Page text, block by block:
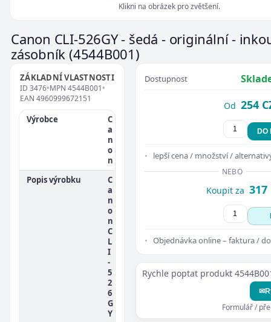
Klikni na obrázek pro zvětšení.
Canon CLI-526GY - šedá - originální -
zásobník(4544B001)
ZÁKLADNÍ VLASTNOSTI
ID 3476•MPN 4544B001•
EAN 4960999672151
Výrobce
C
a
n
o
n
Popis výrobku
C
a
n
o
n
C
L
I
-
5
2
6
G
Y
Dostupnost
Od 254
DO
lepší cena / množství /
NEBO
Koupit za 317
Objednávka online – faktura /
Rychle poptat produkt
✉
Formulář /